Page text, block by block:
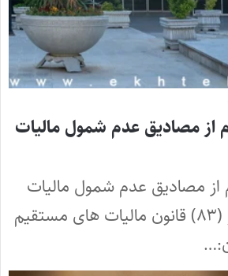
از مصادیق عدم شمول مالیات
از مصادیق عدم شمول مالیات
حقوق مواد (۸۲) و (۸۳) قانون مالیات های مستقیم